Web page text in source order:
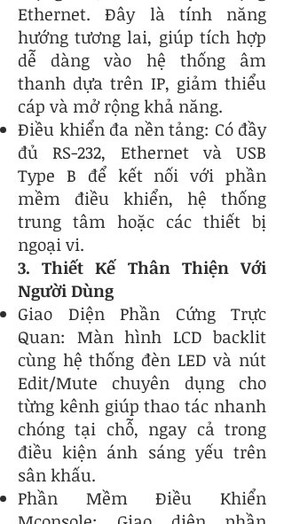
Ethernet. Đây là tính năng
hướng tương lai, giúp tích hợp
dễ dàng vào hệ thống âm
thanh dựa trên IP, giảm thiểu
cáp và mở rộng khả năng.
Điều khiển đa nền tảng: Có đầy
đủ RS-232, Ethernet và USB
Type B để kết nối với phần
mềm điều khiển, hệ thống
trung tâm hoặc các thiết bị
ngoại vi.
3. Thiết Kế Thân Thiện Với
Người Dùng
Giao Diện Phần Cứng Trực
Quan: Màn hình LCD backlit
cùng hệ thống đèn LED và nút
Edit/Mute chuyên dụng cho
từng kênh giúp thao tác nhanh
chóng tại chỗ, ngay cả trong
điều kiện ánh sáng yếu trên
sân khấu.
Phần Mềm Điều Khiển